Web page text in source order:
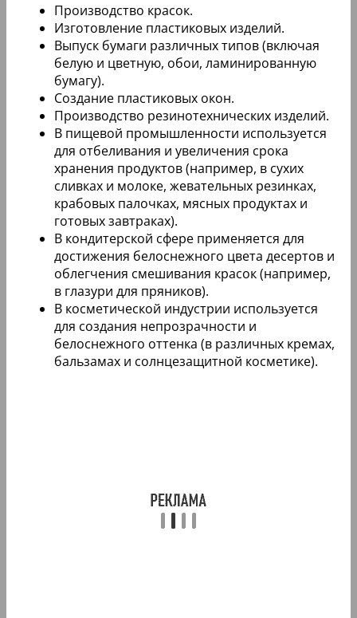
Производство красок.
Изготовление пластиковых изделий.
Выпуск бумаги различных типов (включая
белую и цветную, обои, ламинированную
бумагу).
Создание пластиковых окон.
Производство резинотехнических изделий.
В пищевой промышленности используется
для отбеливания и увеличения срока
хранения продуктов (например, в сухих
сливках и молоке, жевательных резинках,
крабовых палочках, мясных продуктах и
готовых завтраках).
В кондитерской сфере применяется для
достижения белоснежного цвета десертов и
облегчения смешивания красок (например,
в глазури для пряников).
В косметической индустрии используется
для создания непрозрачности и
белоснежного оттенка (в различных кремах,
бальзамах и солнцезащитной косметике).